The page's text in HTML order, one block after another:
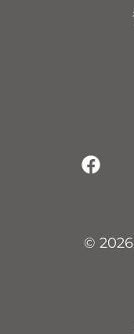
©